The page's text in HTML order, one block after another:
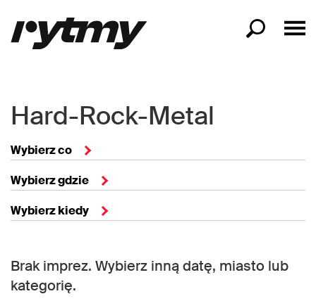
Hard-Rock-Metal
Wybierz co
Wybierz gdzie
Wybierz kiedy
Brak imprez. Wybierz inną datę, miasto lub
kategorię.